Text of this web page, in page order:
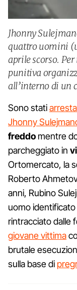
Jhonny
quattro uomini
aprile scorso.
punitiva
all’interno di un
Sono stati
Jhonny
freddo mentre
parcheggiato in
Ortomercato, la
Roberto
anni, Rubino
uomo
rintracciato dalle
giovane vittima
brutale
sulla base di